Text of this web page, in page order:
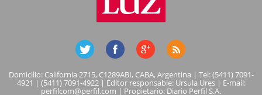
Domicilio: California 2715, C1289ABI, CABA, Argentina | Tel: (5411) 7091-
4921 | (5411) 7091-4922 | Editor responsable: Ursula Ures | E-mail:
perfilcom@perfil.com | Propietario: Diario Perfil S.A.